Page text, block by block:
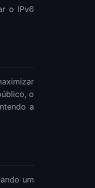
o IPv6
o
a
um